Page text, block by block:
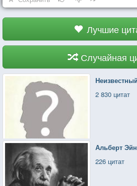
Лучшие
Случайная
2 830 цитат
Альберт
226 цитат